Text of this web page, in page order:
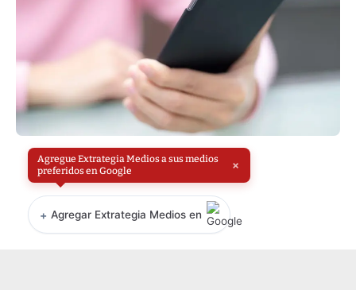
Agregue Extrategia Medios a sus medios
preferidos en Google
×
+ Agregar Extrategia Medios en